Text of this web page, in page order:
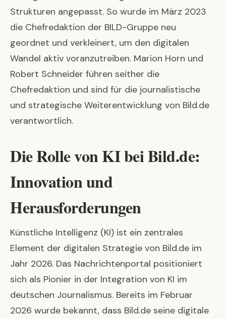
Strukturen angepasst. So wurde im März 2023
die Chefredaktion der BILD-Gruppe neu
geordnet und verkleinert, um den digitalen
Wandel aktiv voranzutreiben. Marion Horn und
Robert Schneider führen seither die
Chefredaktion und sind für die journalistische
und strategische Weiterentwicklung von Bild.de
verantwortlich.
Die Rolle von KI bei Bild.de:
Innovation und
Herausforderungen
Künstliche Intelligenz (KI) ist ein zentrales
Element der digitalen Strategie von Bild.de im
Jahr 2026. Das Nachrichtenportal positioniert
sich als Pionier in der Integration von KI im
deutschen Journalismus. Bereits im Februar
2026 wurde bekannt, dass Bild.de seine digitale